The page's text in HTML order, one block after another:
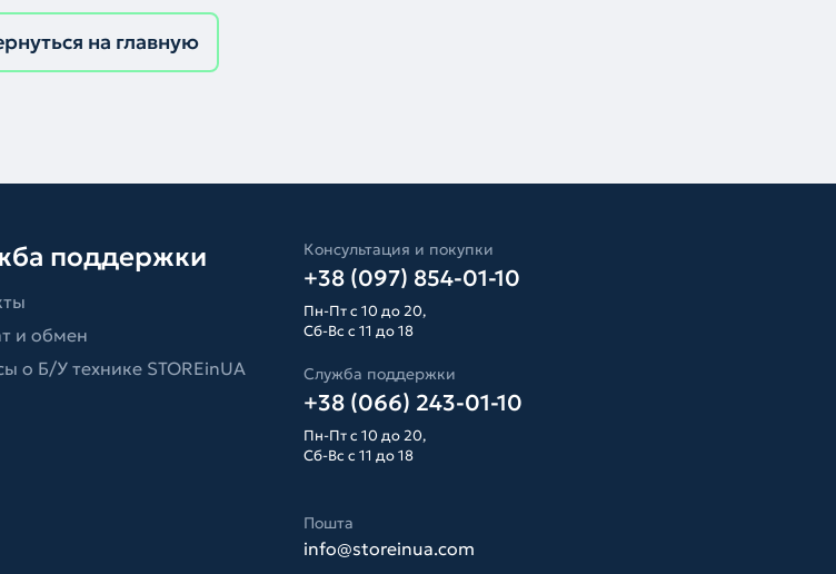
на главную
поддержки
и обмен
о Б/У технике STOREinUA
Консультация и покупки
+38 (097) 854-01-10
Пн-Пт с 10 до 20,
Сб-Вс с 11 до 18
Служба поддержки
+38 (066) 243-01-10
Пн-Пт с 10 до 20,
Сб-Вс с 11 до 18
Пошта
info@storeinua.com